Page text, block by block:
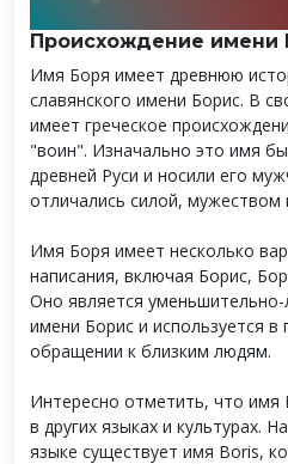
Происхождение имени
Имя Боря имеет древнюю
славянского имени Борис. В
имеет греческое
"воин". Изначально это имя
древней Руси и носили его
отличались силой,
Имя Боря имеет несколько
написания, включая Борис,
Оно является
имени Борис и используется в
обращении к близким людям.
Интересно отметить, что имя
в других языках и культурах.
языке существует имя Boris,